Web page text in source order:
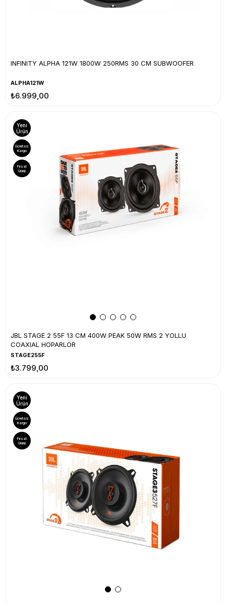
INFINITY ALPHA 121W 1800W 250RMS 30 CM SUBWOOFER
ALPHA121W
₺6.999,00
JBL STAGE 2 55F 13 CM 400W PEAK 50W RMS 2 YOLLU
COAXIAL HOPARLÖR
STAGE255F
₺3.799,00
Yeni
Ürün
Ücretsiz
Kargo
Fırsat
Ürünü
Yeni
Ürün
Ücretsiz
Kargo
Fırsat
Ürünü